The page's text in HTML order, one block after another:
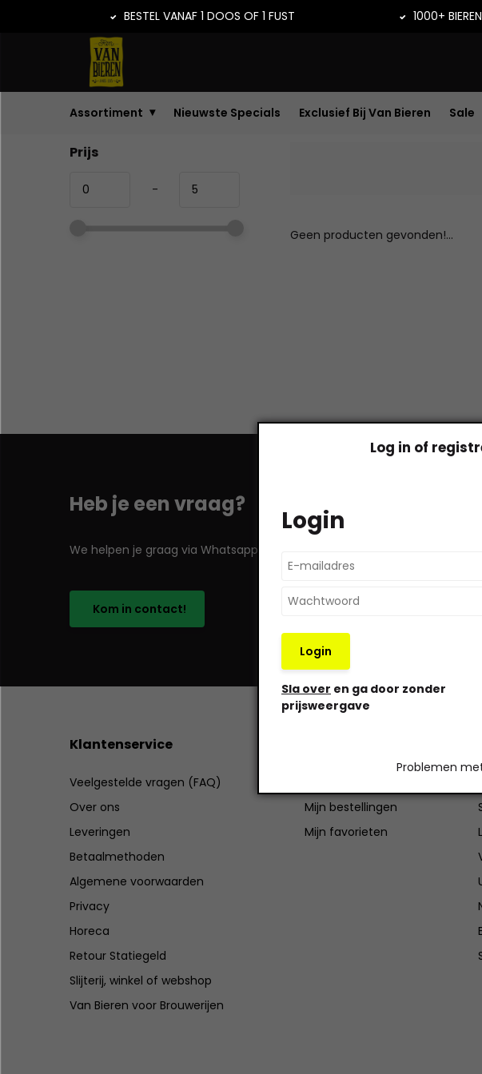
BESTEL VANAF 1 DOOS OF 1 FUST 1000+ BIEREN
Assortiment Nieuwste Specials Exclusief Bij Van Bieren Sale
Log in of
Login
Login
Sla over en ga door zonder
prijsweergave
Problemen
Prijs
-
Geen producten gevonden!...
Heb je een vraag?
We helpen je graag via Whatsapp!
Kom in contact!
Klantenservice
Veelgestelde vragen (FAQ)
Over ons
Leveringen
Betaalmethoden
Algemene voorwaarden
Privacy
Horeca
Retour Statiegeld
Slijterij, winkel of webshop
Van Bieren voor Brouwerijen
Mijn bestellingen
Mijn favorieten